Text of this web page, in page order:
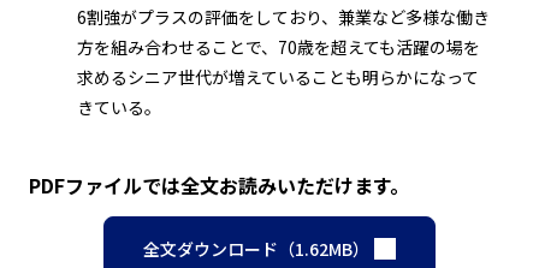
6割強がプラスの評価をしており、兼業など多様な働き
方を組み合わせることで、70歳を超えても活躍の場を
求めるシニア世代が増えていることも明らかになって
きている。
PDFファイルでは全文お読みいただけます。
全文ダウンロード（1.62MB）